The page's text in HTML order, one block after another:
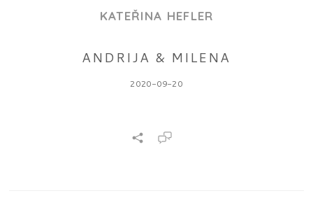
KATEŘINA HEFLER
ANDRIJA & MILENA
2020-09-20